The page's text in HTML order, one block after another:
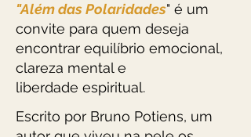
"Além das Polaridades" é um
convite para quem deseja
encontrar equilíbrio emocional,
clareza mental e
liberdade espiritual.
Escrito por Bruno Potiens, um